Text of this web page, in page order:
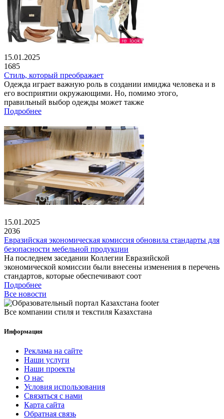
15.01.2025
1685
Стиль, который преображает
Одежда играет важную роль в создании имиджа человека и в
его восприятии окружающими. Но, помимо этого,
правильный выбор одежды может также
Подробнее
15.01.2025
2036
Евразийская экономическая комиссия обновила стандарты для
безопасности мебельной продукции
На последнем заседании Коллегии Евразийской
экономической комиссии были внесены изменения в перечень
стандартов, которые обеспечивают соот
Подробнее
Все новости
Все компании стиля и текстиля Казахстана
Информация
Реклама на сайте
Наши услуги
Наши проекты
О нас
Условия использования
Связаться с нами
Карта сайта
Обратная связь